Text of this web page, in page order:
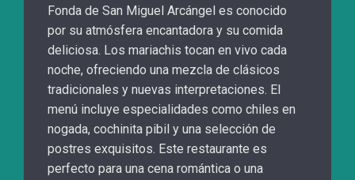
Fonda de San Miguel Arcángel es conocido
por su atmósfera encantadora y su comida
deliciosa. Los mariachis tocan en vivo cada
noche, ofreciendo una mezcla de clásicos
tradicionales y nuevas interpretaciones. El
menú incluye especialidades como chiles en
nogada, cochinita pibil y una selección de
postres exquisitos. Este restaurante es
perfecto para una cena romántica o una